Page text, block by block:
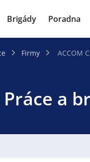
Brigády Poradna
Firmy ACCOM
Práce a